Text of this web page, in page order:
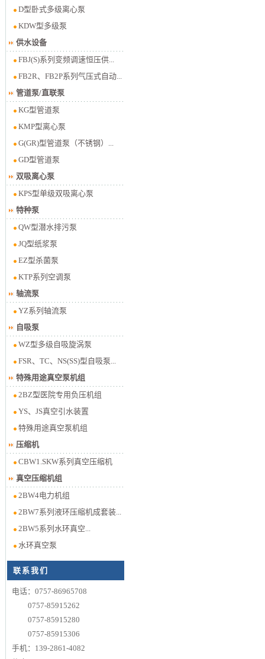
D型卧式多级离心泵
KDW型多级泵
供水设备
FBJ(S)系列变频调速恒压供...
FB2R、FB2P系列气压式自动...
管道泵/直联泵
KG型管道泵
KMP型离心泵
G(GR)型管道泵（不锈钢）...
GD型管道泵
双吸离心泵
KPS型单级双吸离心泵
特种泵
QW型潜水排污泵
JQ型纸浆泵
EZ型杀菌泵
KTP系列空调泵
轴流泵
YZ系列轴流泵
自吸泵
WZ型多级自吸旋涡泵
FSR、TC、NS(SS)型自吸泵...
特殊用途真空泵机组
2BZ型医院专用负压机组
YS、JS真空引水装置
特殊用途真空泵机组
压缩机
CBW1.SKW系列真空压缩机
真空压缩机组
2BW4电力机组
2BW7系列液环压缩机成套装...
2BW5系列水环真空...
水环真空泵
联系我们
电话：0757-86965708
0757-85915262
0757-85915280
0757-85915306
手机：139-2861-4082